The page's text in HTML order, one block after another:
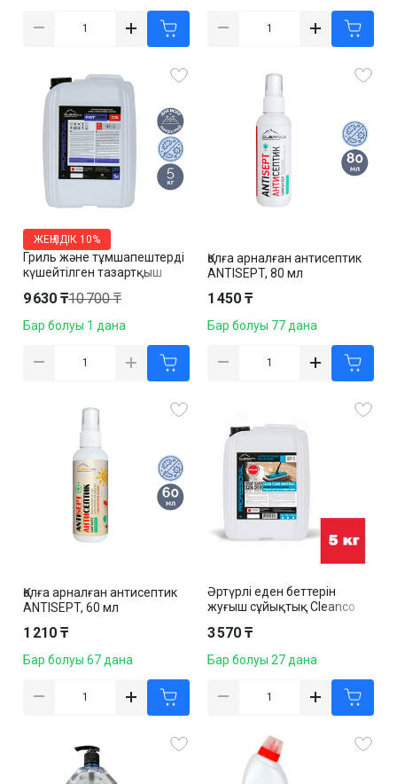
Гриль және тұмшапештерді
күшейтілген тазартқыш
C9", 5 кг
ЖЕҢІЛДІК 10%
9 630 ₸10 700 ₸
Бар болуы 1 дана
Қолға арналған антисептик
ANTISEPT, 80 мл
1 450 ₸
Бар болуы 77 дана
Қолға арналған антисептик
ANTISEPT, 60 мл
1 210 ₸
Бар болуы 67 дана
Әртүрлі еден беттерін
жуғыш сұйықтық Cleanco
3 570 ₸
Бар болуы 27 дана